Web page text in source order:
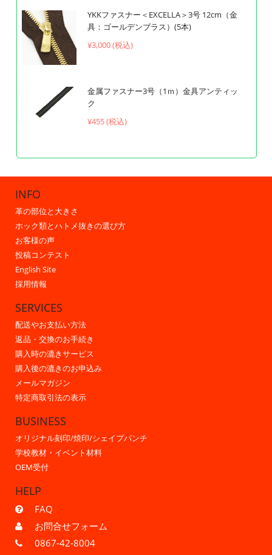
YKKファスナー＜EXCELLA＞3号 12cm（金
具：ゴールデンブラス）(5本)
¥3,000 (税込)
金属ファスナー3号（1ｍ）金具アンティッ
ク
¥455 (税込)
INFO
革の部位と大きさ
ホック類とハトメ抜きの選び方
お客様の声
投稿コンテスト
English Site
採用情報
SERVICES
配送やお支払い方法
返品・交換のお手続き
購入時の漉きサービス
購入後の漉きのお申込み
メールマガジン
特定商取引法の表示
BUSINESS
オリジナル刻印/焼印/シェイプパンチ
学校教材・イベント材料
OEM受付
HELP
FAQ
お問合せフォーム
0867-42-8004